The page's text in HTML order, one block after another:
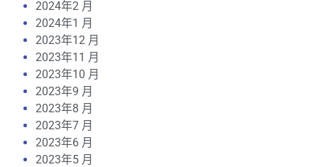
2024年2 月
2024年1 月
2023年12 月
2023年11 月
2023年10 月
2023年9 月
2023年8 月
2023年7 月
2023年6 月
2023年5 月